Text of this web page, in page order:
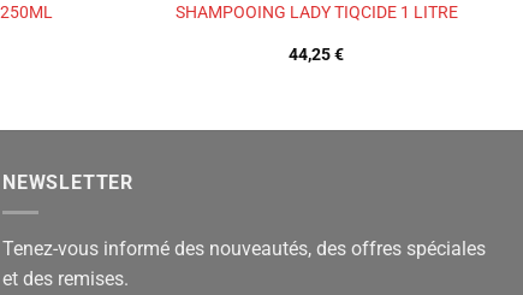
250ML SHAMPOOING LADY TIQCIDE 1 LITRE
44,25€
NEWSLETTER
Tenez-vous informé des nouveautés, des offres spéciales
et des remises.